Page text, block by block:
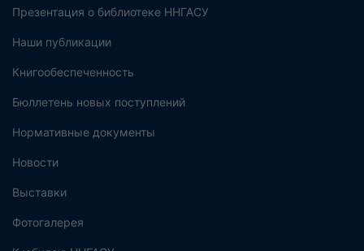
Презентация о библиотеке ННГАСУ
Наши публикации
Книгообеспеченность
Бюллетень новых поступлений
Нормативные документы
Новости
Выставки
Фотогалерея